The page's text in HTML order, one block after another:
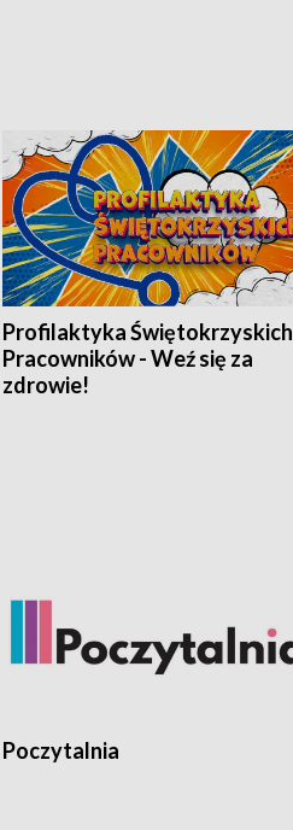
Profilaktyka Świętokrzyskich
Pracowników - Weź się za
zdrowie!
Poczytalnia